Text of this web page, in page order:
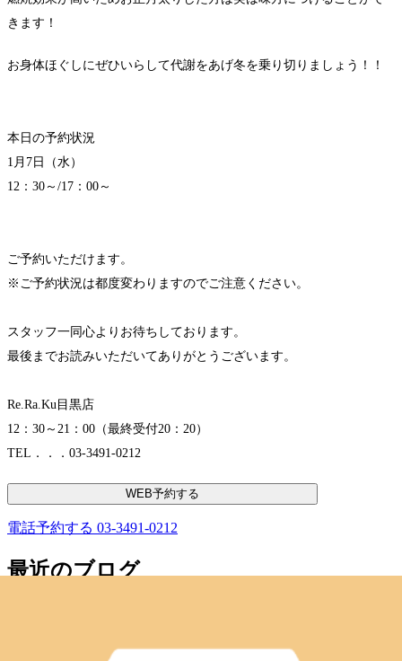
きます！
お身体ほぐしにぜひいらして代謝をあげ冬を乗り切りましょう！！
本日の予約状況
1月7日（水）
12：30～/17：00～
ご予約いただけます。
※ご予約状況は都度変わりますのでご注意ください。
スタッフ一同心よりお待ちしております。
最後までお読みいただいてありがとうございます。
Re.Ra.Ku目黒店
12：30～21：00（最終受付20：20）
TEL．．．03-3491-0212
WEB予約する
電話予約する 03-3491-0212
最近のブログ
こんにちは、ReRaKu目黒店です。今日も暑いので、水分補